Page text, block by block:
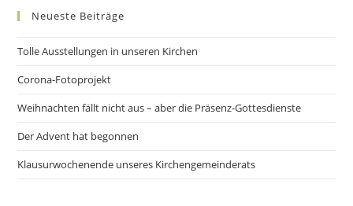
Neueste Beiträge
Tolle Ausstellungen in unseren Kirchen
Corona-Fotoprojekt
Weihnachten fällt nicht aus – aber die Präsenz-Gottesdienste
Der Advent hat begonnen
Klausurwochenende unseres Kirchengemeinderats